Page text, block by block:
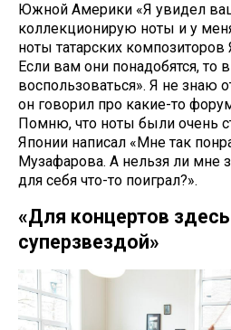
Южной Америки «Я увидел
коллекционирую ноты и у
ноты татарских
Если вам они понадобятся,
воспользоваться». Я не знаю
он говорил про какие-то
Помню, что ноты были очень
Японии написал «Мне так
Музафарова. А нельзя ли мне
для себя что-то поиграл?».
«Для концертов
суперзвездой»